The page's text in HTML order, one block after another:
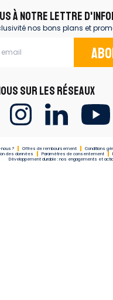
À NOTRE LETTRE
nos bons plans et
SUR LES RÉSEAUX
? Offres de remboursement
Conditions
des données
Paramètres de consentement
Développement durable : nos engagements et